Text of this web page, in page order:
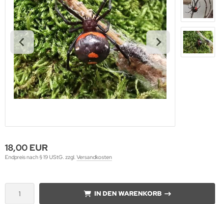
18,00 EUR
Endpreis nach § 19 UStG. zzgl. Versandkosten
IN DEN WARENKORB